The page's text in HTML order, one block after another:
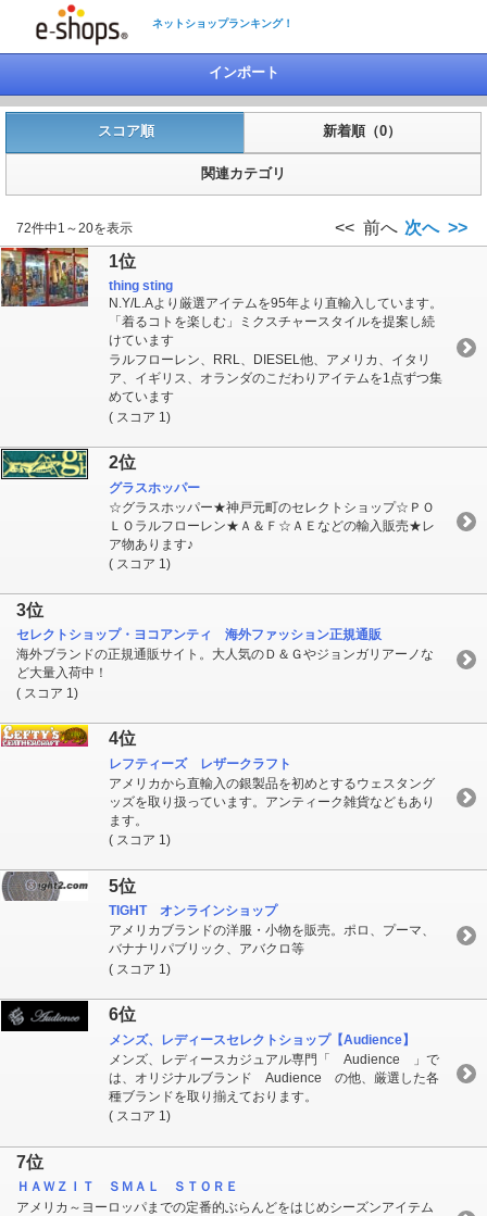
ネットショップランキング！
インポート
スコア順 新着順（0）
関連カテゴリ
72件中1～20を表示 << 前へ 次へ >>
1位
thing sting
N.Y/L.Aより厳選アイテムを95年より直輸入しています。
「着るコトを楽しむ」ミクスチャースタイルを提案し続
けています
ラルフローレン、RRL、DIESEL他、アメリカ、イタリ
ア、イギリス、オランダのこだわりアイテムを1点ずつ集
めています
( スコア 1)
2位
グラスホッパー
☆グラスホッパー★神戸元町のセレクトショップ☆ＰＯ
ＬＯラルフローレン★Ａ＆Ｆ☆ＡＥなどの輸入販売★レ
ア物あります♪
( スコア 1)
3位
セレクトショップ・ヨコアンティ 海外ファッション正規通販
海外ブランドの正規通販サイト。大人気のＤ＆Ｇやジョンガリアーノな
ど大量入荷中！
( スコア 1)
4位
レフティーズ レザークラフト
アメリカから直輸入の銀製品を初めとするウェスタング
ッズを取り扱っています。アンティーク雑貨などもあり
ます。
( スコア 1)
5位
TIGHT オンラインショップ
アメリカブランドの洋服・小物を販売。ポロ、プーマ、
バナナリパブリック、アバクロ等
( スコア 1)
6位
メンズ、レディースセレクトショップ【Audience】
メンズ、レディースカジュアル専門「 Audience 」で
は、オリジナルブランド Audience の他、厳選した各
種ブランドを取り揃えております。
( スコア 1)
7位
ＨＡＷＺＩＴ ＳＭＡＬ ＳＴＯＲＥ
アメリカ～ヨーロッパまでの定番的ぶらんどをはじめシーズンアイテム